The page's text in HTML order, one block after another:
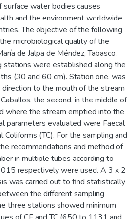
surface water bodies causes
and the environment worldwide
The objective of the following
microbiological quality of the
de Jalpa de Méndez, Tabasco,
stations were established along the
(30 and 60 cm). Station one, was
to the mouth of the stream
the second, in the middle of
where the stream emptied into the
parameters evaluated were Faecal
Coliforms (TC). For the sampling and
recommendations and method of
in multiple tubes according to
respectively were used. A 3 x 2
was carried out to find statistically
the different sampling
three stations showed minimum